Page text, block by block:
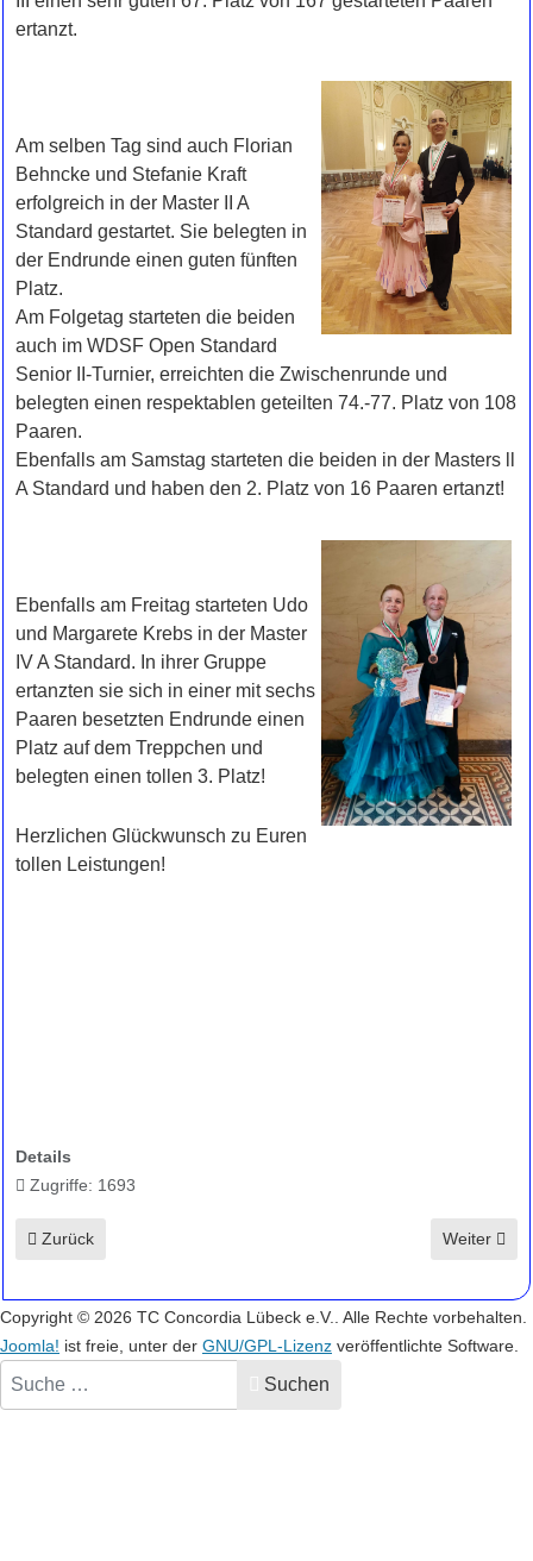
ertanzt.
Am selben Tag sind auch Florian
Behncke und Stefanie Kraft
erfolgreich in der Master II A
Standard gestartet. Sie belegten in
der Endrunde einen guten fünften
Platz.
Am Folgetag starteten die beiden
auch im WDSF Open Standard
Senior II-Turnier, erreichten die Zwischenrunde und
belegten einen respektablen geteilten 74.-77. Platz von 108
Paaren.
Ebenfalls am Samstag starteten die beiden in der Masters ll
A Standard und haben den 2. Platz von 16 Paaren ertanzt!
Ebenfalls am Freitag starteten Udo
und Margarete Krebs in der Master
IV A Standard. In ihrer Gruppe
ertanzten sie sich in einer mit sechs
Paaren besetzten Endrunde einen
Platz auf dem Treppchen und
belegten einen tollen 3. Platz!
Herzlichen Glückwunsch zu Euren
tollen Leistungen!
Details
Zugriffe: 1693
Vorheriger Beitrag: Erfolgreiches 21. Lübecker
Zurück Nächster
Weiter
Copyright © 2026 TC Concordia Lübeck e.V.. Alle Rechte vorbehalten.
Joomla! ist freie, unter der GNU/GPL-Lizenz veröffentlichte Software.
Suchen
Suchen